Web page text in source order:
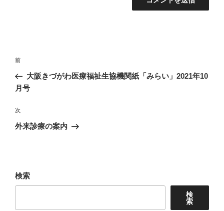
投
ナ
ゲ
ー
前
の
投
前
大阪きづがわ医療福祉生協機関紙「みらい」2021年10
月号
次
の
次
外来診療の案内
検索
検
索